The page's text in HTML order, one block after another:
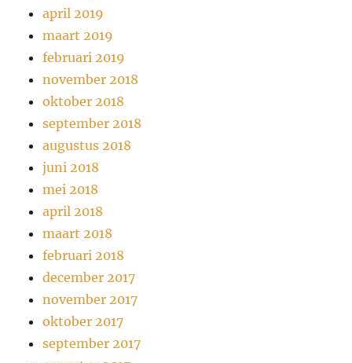
april 2019
maart 2019
februari 2019
november 2018
oktober 2018
september 2018
augustus 2018
juni 2018
mei 2018
april 2018
maart 2018
februari 2018
december 2017
november 2017
oktober 2017
september 2017